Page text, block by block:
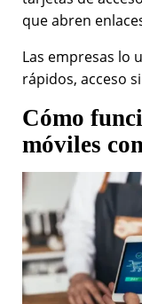
que abren
Las empresas lo
rápidos, acceso
Cómo
móviles